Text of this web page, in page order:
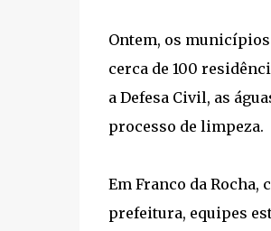
Ontem, os
cerca de 100
a Defesa Civil, as
processo de limpeza.
Em Franco da Rocha,
prefeitura, equipes